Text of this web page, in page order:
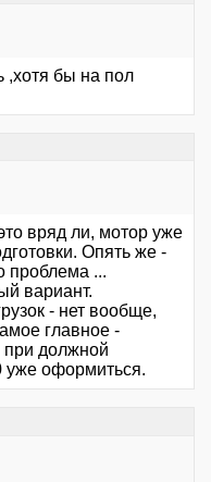
,хотя бы на пол
вряд ли, мотор уже
Опять же -
проблема ...
вариант.
- нет вообще,
главное -
при должной
уже оформиться.